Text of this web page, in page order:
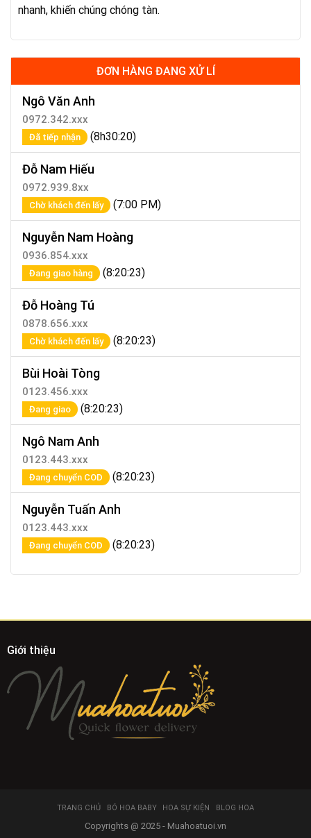
nhanh, khiến chúng chóng tàn.
ĐƠN HÀNG ĐANG XỬ LÍ
Ngô Văn Anh
0972.342.xxx
Đã tiếp nhận (8h30:20)
Đỗ Nam Hiếu
0972.939.8xx
Chờ khách đến lấy (7:00 PM)
Nguyễn Nam Hoàng
0936.854.xxx
Đang giao hàng (8:20:23)
Đỗ Hoàng Tú
0878.656.xxx
Chờ khách đến lấy (8:20:23)
Bùi Hoài Tòng
0123.456.xxx
Đang giao (8:20:23)
Ngô Nam Anh
0123.443.xxx
Đang chuyển COD (8:20:23)
Nguyễn Tuấn Anh
0123.443.xxx
Đang chuyển COD (8:20:23)
Giới thiệu
TRANG CHỦ BÓ HOA BABY HOA SỰ KIỆN BLOG HOA
Copyrights @ 2025 - Muahoatuoi.vn